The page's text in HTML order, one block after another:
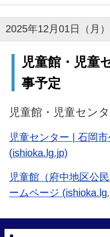
2025年12月01日（月
児童館・児童
事予定
児童館・児童セン
児童センター | 石岡
(ishioka.lg.jp)
児童館（府中地区公
ームページ